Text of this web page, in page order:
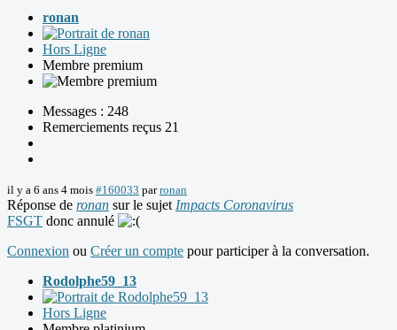
ronan
Hors Ligne
Membre premium
Messages : 248
Remerciements reçus 21
il y a 6 ans 4 mois #160033 parronan
Réponse de ronan sur le sujet Impacts Coronavirus
FSGT donc annulé
Connexion ou Créer un compte pour participer à la conversation.
Rodolphe59_13
Hors Ligne